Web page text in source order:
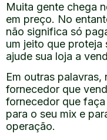
Muita gente chega
em preço. No
não significa só
um jeito que proteja
ajude sua loja a
Em outras palavras,
fornecedor que
fornecedor que
para o seu mix e
operação.